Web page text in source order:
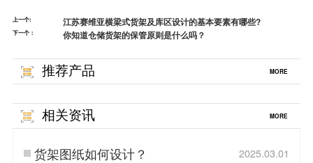
上一个: 江苏赛维亚横梁式货架及库区设计的基本要素有哪些?
下一个： 你知道仓储货架的保管原则是什么吗？
推荐产品 MORE
相关资讯 MORE
货架图纸如何设计？ 2025.03.01